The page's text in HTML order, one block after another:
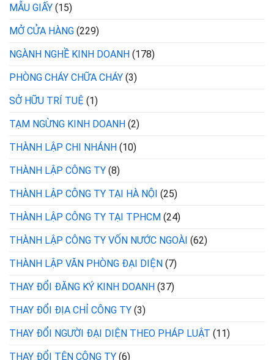
MẪU GIẤY (15)
MỞ CỬA HÀNG (229)
NGÀNH NGHỀ KINH DOANH (178)
PHÒNG CHÁY CHỮA CHÁY (3)
SỞ HỮU TRÍ TUỆ (1)
TẠM NGỪNG KINH DOANH (2)
THÀNH LẬP CHI NHÁNH (10)
THÀNH LẬP CÔNG TY (8)
THÀNH LẬP CÔNG TY TẠI HÀ NỘI (25)
THÀNH LẬP CÔNG TY TẠI TPHCM (24)
THÀNH LẬP CÔNG TY VỐN NƯỚC NGOÀI (62)
THÀNH LẬP VĂN PHÒNG ĐẠI DIỆN (7)
THAY ĐỔI ĐĂNG KÝ KINH DOANH (37)
THAY ĐỔI ĐỊA CHỈ CÔNG TY (3)
THAY ĐỔI NGƯỜI ĐẠI DIỆN THEO PHÁP LUẬT (11)
THAY ĐỔI TÊN CÔNG TY (6)